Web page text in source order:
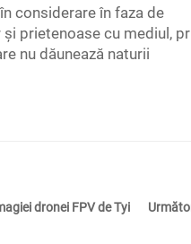
considerare în faza de
prietenoase cu mediul,
nu dăunează naturii
dronei FPV de Tyi